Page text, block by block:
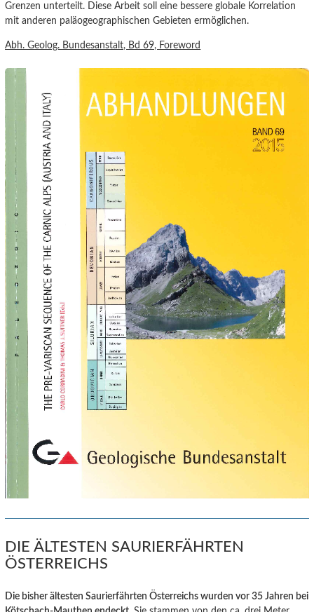
Grenzen unterteilt. Diese Arbeit soll eine bessere globale Korrelation
mit anderen paläogeographischen Gebieten ermöglichen.
Abh. Geolog. Bundesanstalt, Bd 69, Foreword
DIE ÄLTESTEN SAURIERFÄHRTEN
ÖSTERREICHS
Die bisher ältesten Saurierfährten Österreichs wurden vor 35 Jahren bei